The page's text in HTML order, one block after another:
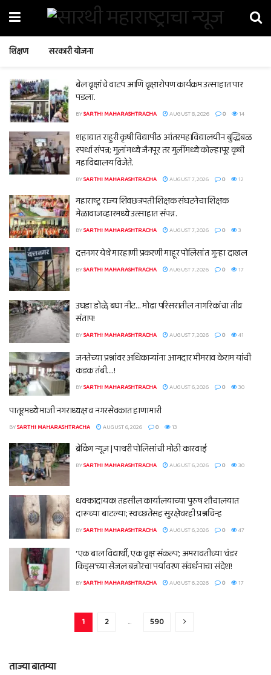
शिक्षण सरकारी योजना
बेल वृक्षांचे वाटप आणि वृक्षारोपण कार्यक्रम उत्साहात पार
पडला.
BYSARTHI MAHARASHTRACHA AUGUST 8, 2026 0 14
शहाद्यात राहुरी कृषी विद्यापीठ आंतरमहाविद्यालयीन बुद्धिबळ
स्पर्धा संपन्न; मुलांमध्ये जैनपूर तर मुलींमध्ये कोल्हापूर कृषी
महाविद्यालय विजेते.
BYSARTHI MAHARASHTRACHA AUGUST 7, 2026 0 12
महाराष्ट्र राज्य शिवछत्रपती शिक्षक संघटनेचा शिक्षक
मेळावाजव्हारमध्ये उत्साहात संपन्न.
BYSARTHI MAHARASHTRACHA AUGUST 7, 2026 0 3
दत्तनगर येथे मारहाणी प्रकरणी माहूर पोलिसांत गुन्हा दाखल
BYSARTHI MAHARASHTRACHA AUGUST 7, 2026 0 17
उघडा डोळे, बघा नीट… मोढा परिसरातील नागरिकांचा तीव्र
संताप!
BYSARTHI MAHARASHTRACHA AUGUST 7, 2026 0 41
जनतेच्या प्रश्नांवर अधिकाऱ्यांना आमदार भीमराव केराम यांची
कडक तंबी….!
BYSARTHI MAHARASHTRACHA AUGUST 6, 2026 0 30
पातूरमध्ये माजी नगराध्यक्ष व नगरसेवकात हाणामारी
BYSARTHI MAHARASHTRACHA AUGUST 6, 2026 0 13
ब्रेकिंग न्यूज | पाथरी पोलिसांची मोठी कारवाई
BYSARTHI MAHARASHTRACHA AUGUST 6, 2026 0 30
धक्कादायक! तहसील कार्यालयाच्या पुरुष शौचालयात
दारूच्या बाटल्या; स्वच्छतेसह सुरक्षेवरही प्रश्नचिन्ह
BYSARTHI MAHARASHTRACHA AUGUST 6, 2026 0 47
‘एक बाल विद्यार्थी, एक वृक्ष संकल्प’; अमरावतीच्या ‘वंडर
किड्स’च्या सेजल बन्नोरचा पर्यावरण संवर्धनाचा संदेश!
BYSARTHI MAHARASHTRACHA AUGUST 6, 2026 0 17
1 2 … 590
ताज्या बातम्या